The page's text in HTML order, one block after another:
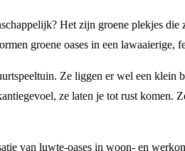
Het zijn groene plekjes
groene oases in een
Ze liggen er wel een klein
ze laten je tot rust
van luwte-oases in woon- en